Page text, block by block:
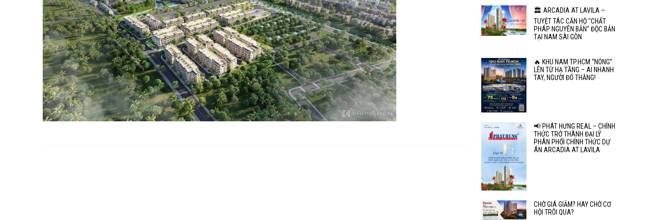
🏛️ ARCADIA AT LAVILA –
TUYỆT TÁC CĂN HỘ "CHẤT
PHÁP NGUYÊN BẢN" ĐỘC BẢN
TẠI NAM SÀI GÒN
🔥 KHU NAM TP.HCM “NÓNG”
LÊN TỪ HẠ TẦNG – AI NHANH
TAY, NGƯỜI ĐÓ THẮNG!
📢 PHÁT HƯNG REAL – CHÍNH
THỨC TRỞ THÀNH ĐẠI LÝ
PHÂN PHỐI CHÍNH THỨC DỰ
ÁN ARCADIA AT LAVILA
CHỜ GIÁ GIẢM? HAY CHỜ CƠ
HỘI TRÔI QUA?